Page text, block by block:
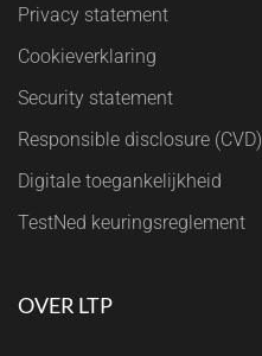
Privacy statement
Cookieverklaring
Security statement
Responsible disclosure (CVD)
Digitale toegankelijkheid
TestNed keuringsreglement
OVER LTP